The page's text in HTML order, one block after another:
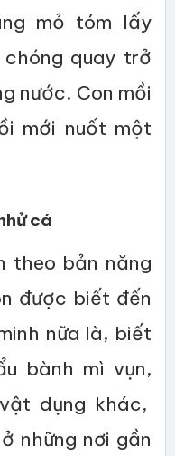
mỏ tóm lấy
quay trở
nước. Con mồi
mới nuốt một
cá
theo bản năng
được biết đến
nữa là, biết
bành mì vụn,
dụng khác,
những nơi gần